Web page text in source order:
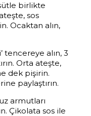
birlikte
sos
Ocaktan alın,
tencereye alın, 3
Orta ateşte,
dek pişirin.
paylaştırın.
armutları
Çikolata sos ile